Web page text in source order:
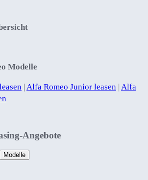
Modelle
| Alfa Romeo Junior leasen | Alfa
Angebote
Modelle